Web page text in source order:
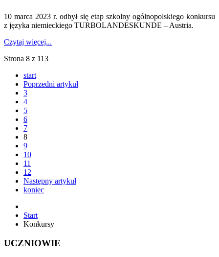
10 marca 2023 r. odbył się etap szkolny ogólnopolskiego konkursu
z języka niemieckiego TURBOLANDESKUNDE – Austria.
Czytaj więcej...
Strona 8 z 113
start
Poprzedni artykuł
3
4
5
6
7
8
9
10
11
12
Następny artykuł
koniec
Start
Konkursy
UCZNIOWIE